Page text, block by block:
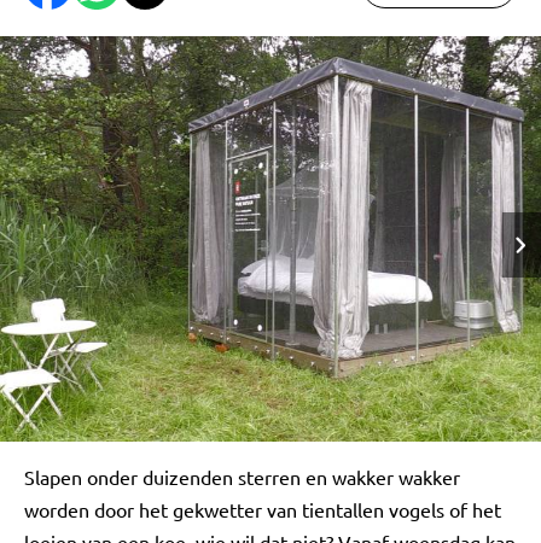
Slapen onder duizenden sterren en wakker wakker
worden door het gekwetter van tientallen vogels of het